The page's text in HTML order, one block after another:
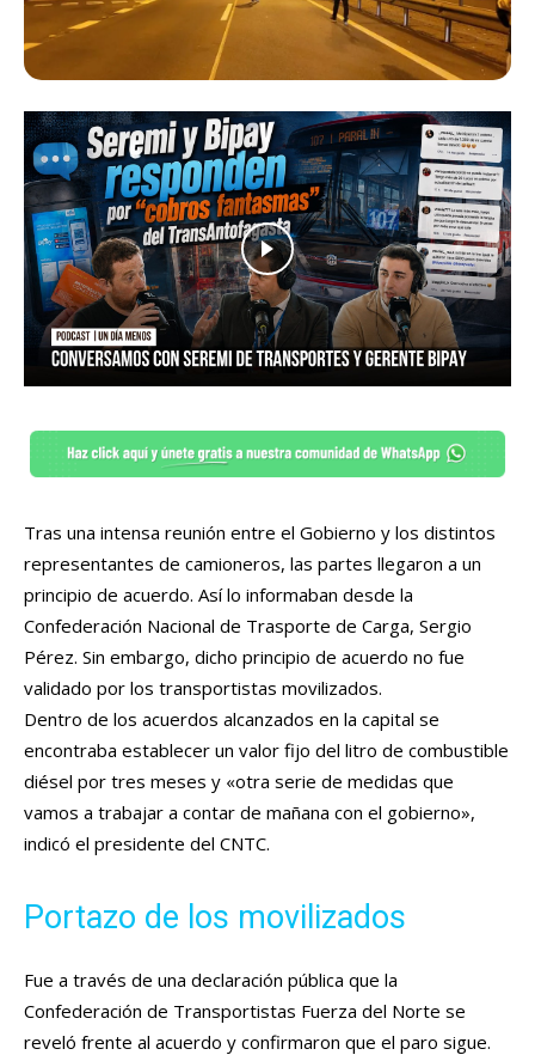
Tras una intensa reunión entre el Gobierno y los distintos
representantes de camioneros, las partes llegaron a un
principio de acuerdo. Así lo informaban desde la
Confederación Nacional de Trasporte de Carga, Sergio
Pérez. Sin embargo, dicho principio de acuerdo no fue
validado por los transportistas movilizados.
Dentro de los acuerdos alcanzados en la capital se
encontraba establecer un valor fijo del litro de combustible
diésel por tres meses y «otra serie de medidas que
vamos a trabajar a contar de mañana con el gobierno»,
indicó el presidente del CNTC.
Portazo de los movilizados
Fue a través de una declaración pública que la
Confederación de Transportistas Fuerza del Norte se
reveló frente al acuerdo y confirmaron que el paro sigue.